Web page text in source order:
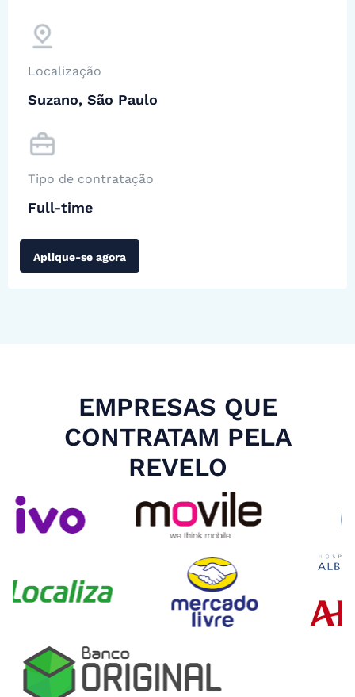
Localização
Suzano, São Paulo
Tipo de contratação
Full-time
Aplique-se agora
EMPRESAS QUE
CONTRATAM PELA
REVELO